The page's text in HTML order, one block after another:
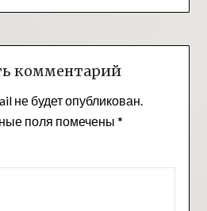
комментарий
не будет опубликован.
поля помечены *